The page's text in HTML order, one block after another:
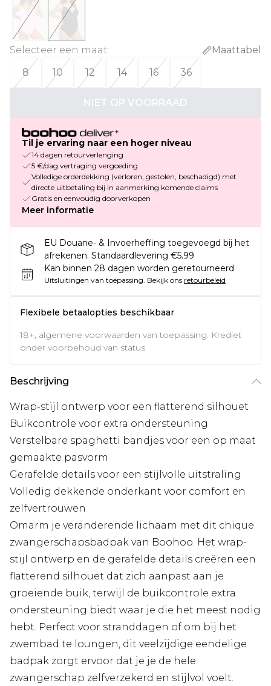
Selecteer een maat:
Maattabel
8
10 12 14 16 36
NIET OP VOORRAAD
Til je ervaring naar een hoger niveau
14 dagen retourverlenging
5 €/dag vertraging vergoeding
Volledige orderdekking (verloren, gestolen, beschadigd) met
directe uitbetaling bij in aanmerking komende claims
Gratis en eenvoudig doorverkopen
Meer informatie
EU Douane- & Invoerheffing toegevoegd bij het
afrekenen. Standaardlevering €5.99
Kan binnen 28 dagen worden geretourneerd
Uitsluitingen van toepassing. Bekijk ons retourbeleid
Flexibele betaalopties beschikbaar
18+, algemene voorwaarden van toepassing. Krediet
onder voorbehoud van status
Beschrijving
Wrap-stijl ontwerp voor een flatterend silhouet
Buikcontrole voor extra ondersteuning
Verstelbare spaghetti bandjes voor een op maat
gemaakte pasvorm
Gerafelde details voor een stijlvolle uitstraling
Volledig dekkende onderkant voor comfort en
zelfvertrouwen
Omarm je veranderende lichaam met dit chique
zwangerschapsbadpak van Boohoo. Het wrap-
stijl ontwerp en de gerafelde details creëren een
flatterend silhouet dat zich aanpast aan je
groeiende buik, terwijl de buikcontrole extra
ondersteuning biedt waar je die het meest nodig
hebt. Perfect voor stranddagen of om bij het
zwembad te loungen, dit veelzijdige eendelige
badpak zorgt ervoor dat je je de hele
zwangerschap zelfverzekerd en stijlvol voelt.